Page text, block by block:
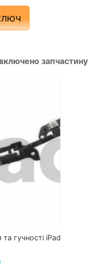
запчастину
гучності iPad